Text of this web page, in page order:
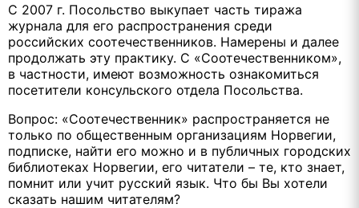
С 2007 г. Посольство выкупает часть тиража
журнала для его распространения среди
российских соотечественников. Намерены и далее
продолжать эту практику. С «Соотечественником»,
в частности, имеют возможность ознакомиться
посетители консульского отдела Посольства.
Вопрос: «Соотечественник» распространяется не
только по общественным организациям Норвегии,
подписке, найти его можно и в публичных городских
библиотеках Норвегии, его читатели – те, кто знает,
помнит или учит русский язык. Что бы Вы хотели
сказать нашим читателям?